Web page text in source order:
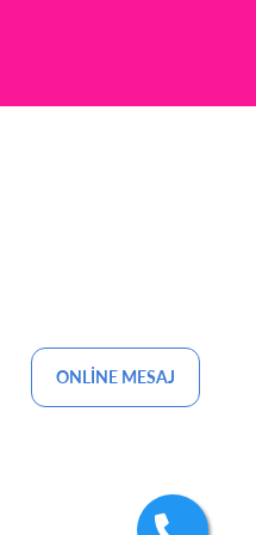
ONLİNE MESAJ